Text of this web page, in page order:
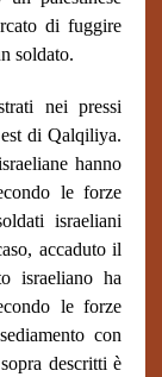
di fuggire
soldato.
nei pressi
di Qalqiliya.
hanno
le forze
israeliani
accaduto il
israeliano ha
le forze
con
descritti è